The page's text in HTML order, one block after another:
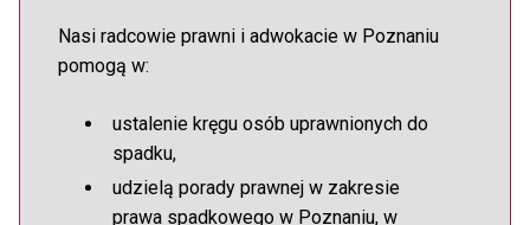
Nasi radcowie prawni i adwokacie w Poznaniu
pomogą w:
ustalenie kręgu osób uprawnionych do
spadku,
udzielą porady prawnej w zakresie
prawa spadkowego w Poznaniu, w